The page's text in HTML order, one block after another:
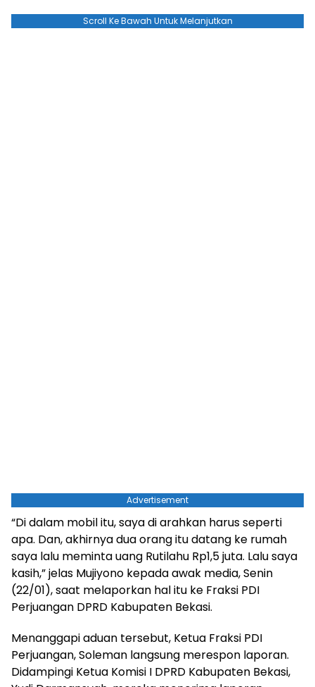
Scroll Ke Bawah Untuk Melanjutkan
Advertisement
“Di dalam mobil itu, saya di arahkan harus seperti
apa. Dan, akhirnya dua orang itu datang ke rumah
saya lalu meminta uang Rutilahu Rp1,5 juta. Lalu saya
kasih,” jelas Mujiyono kepada awak media, Senin
(22/01), saat melaporkan hal itu ke Fraksi PDI
Perjuangan DPRD Kabupaten Bekasi.
Menanggapi aduan tersebut, Ketua Fraksi PDI
Perjuangan, Soleman langsung merespon laporan.
Didampingi Ketua Komisi I DPRD Kabupaten Bekasi,